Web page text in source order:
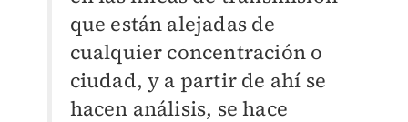
que están alejadas de
cualquier concentración o
ciudad, y a partir de ahí se
hacen análisis, se hace